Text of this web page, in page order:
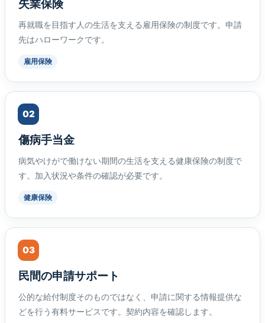
失業保険
再就職を目指す人の生活を支える雇用保険の制度です。申請
先はハローワークです。
雇用保険
02
傷病手当金
病気やけがで働けない期間の生活を支える健康保険の制度で
す。加入状況や条件の確認が必要です。
健康保険
03
民間の申請サポート
公的な給付制度そのものではなく、申請に関する情報提供な
どを行う有料サービスです。契約内容を確認します。